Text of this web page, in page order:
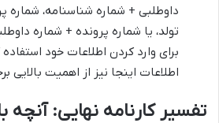
داوطلبی + شماره شناسنامه، شماره
تولد، یا شماره پرونده + شماره
برای وارد کردن اطلاعات خود
اطلاعات اینجا نیز از اهمیت بالایی
تفسیر کارنامه نهایی: آنچه